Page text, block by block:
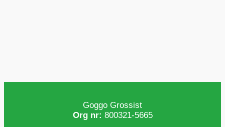
Goggo Grossist
Org nr: 800321-5665